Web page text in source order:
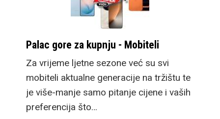
Palac gore za kupnju - Mobiteli
Za vrijeme ljetne sezone već su svi
mobiteli aktualne generacije na tržištu te
je više-manje samo pitanje cijene i vaših
preferencija što…